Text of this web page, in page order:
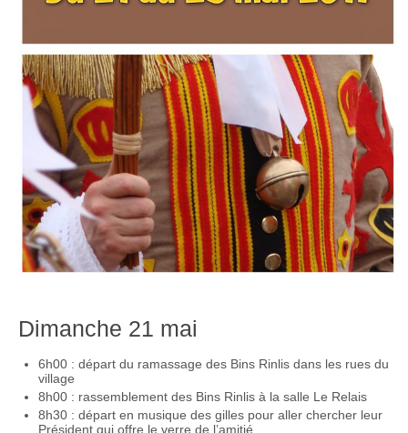
Dimanche 21 mai
6h00 : départ du ramassage des Bins Rinlis dans les rues du
village
8h00 : rassemblement des Bins Rinlis à la salle Le Relais
8h30 : départ en musique des gilles pour aller chercher leur
Président qui offre le verre de l’amitié